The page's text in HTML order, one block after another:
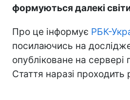
формуються далекі
Про це інформує РБК-
посилаючись на
опубліковане на сервері
Стаття наразі проходить